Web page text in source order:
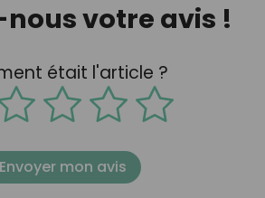
votre avis !
était l'article ?
Envoyer mon avis